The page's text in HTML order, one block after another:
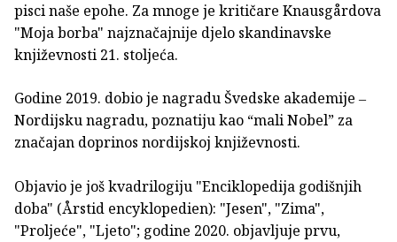
pisci naše epohe. Za mnoge je kritičare Knausgårdova
"Moja borba" najznačajnije djelo skandinavske
književnosti 21. stoljeća.
Godine 2019. dobio je nagradu Švedske akademije ‒
Nordijsku nagradu, poznatiju kao “mali Nobel” za
značajan doprinos nordijskoj književnosti.
Objavio je još kvadrilogiju "Enciklopedija godišnjih
doba" (Årstid encyklopedien): "Jesen", "Zima",
"Proljeće", "Ljeto"; godine 2020. objavljuje prvu,